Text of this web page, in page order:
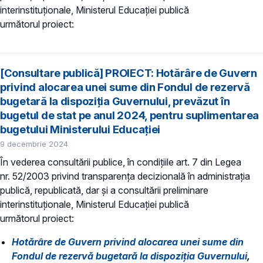
interinstituționale, Ministerul Educaţiei publică
următorul proiect:
[Consultare publică] PROIECT: Hotărâre de Guvern
privind alocarea unei sume din Fondul de rezervă
bugetară la dispoziţia Guvernului, prevăzut în
bugetul de stat pe anul 2024, pentru suplimentarea
bugetului Ministerului Educației
9 decembrie 2024
În vederea consultării publice, în condiţiile art. 7 din Legea
nr. 52/2003 privind transparenţa decizională în administraţia
publică, republicată, dar și a consultării preliminare
interinstituționale, Ministerul Educaţiei publică
următorul proiect:
Hotărâre de Guvern privind alocarea unei sume din
Fondul de rezervă bugetară la dispoziţia Guvernului,